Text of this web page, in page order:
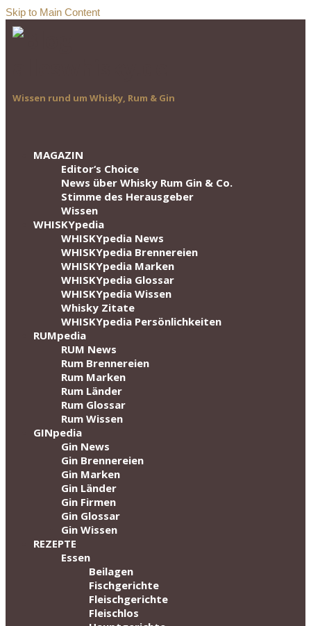
Skip to Main Content
Wissen rund um Whisky, Rum & Gin
MAGAZIN
Editor‘s Choice
News über Whisky Rum Gin & Co.
Stimme des Herausgeber
Wissen
WHISKYpedia
WHISKYpedia News
WHISKYpedia Brennereien
WHISKYpedia Marken
WHISKYpedia Glossar
WHISKYpedia Wissen
Whisky Zitate
WHISKYpedia Persönlichkeiten
RUMpedia
RUM News
Rum Brennereien
Rum Marken
Rum Länder
Rum Glossar
Rum Wissen
GINpedia
Gin News
Gin Brennereien
Gin Marken
Gin Länder
Gin Firmen
Gin Glossar
Gin Wissen
REZEPTE
Essen
Beilagen
Fischgerichte
Fleischgerichte
Fleischlos